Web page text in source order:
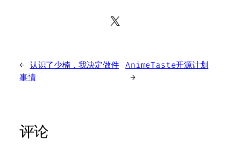
X
← 认识了少楠，我决定做件
事情
AnimeTaste开源计划
→
评论